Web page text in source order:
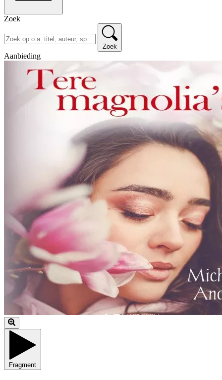
Zoek
Zoek
Aanbieding
Fragment